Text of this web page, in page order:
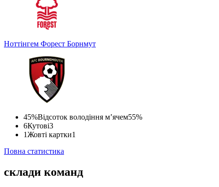
Ноттінгем Форест Борнмут
45%Відсоток володіння м’ячем55%
6Кутові3
1Жовті картки1
Повна статистика
склади команд